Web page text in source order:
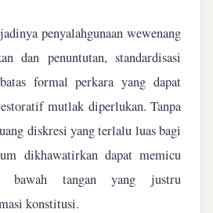
penyalahgunaan wewenang
dan penuntutan, standardisasi
formal perkara yang dapat
mutlak diperlukan. Tanpa
diskresi yang terlalu luas bagi
dikhawatirkan dapat memicu
bawah tangan yang justru
konstitusi.